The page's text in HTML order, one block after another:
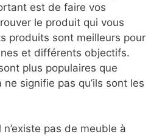
est de faire vos
le produit qui vous
produits sont meilleurs pour
et différents objectifs.
plus populaires que
ne signifie pas qu’ils sont les
n’existe pas de meuble à